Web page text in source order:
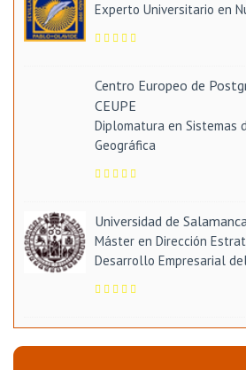
Experto Universitario en
Centro Europeo de
CEUPE
Diplomatura en Sistemas
Geográfica
Universidad de
Máster en Dirección
Desarrollo Empresarial